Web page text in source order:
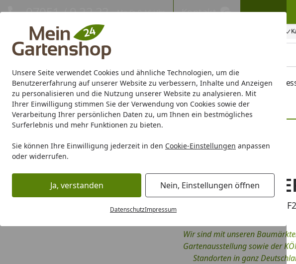
Unsere Seite verwendet Cookies und ähnliche Technologien, um die
Benutzererfahrung auf unserer Website zu verbessern, Inhalte und Anzeigen
zu personalisieren und die Nutzung unserer Website zu analysieren. Mit
Ihrer Einwilligung stimmen Sie der Verwendung von Cookies sowie der
Verarbeitung Ihrer persönlichen Daten zu, um Ihnen ein bestmögliches
Surferlebnis und mehr Funktionen zu bieten.
Sie können Ihre Einwilligung jederzeit in den Cookie-Einstellungen anpassen
oder widerrufen.
Ja, verstanden Nein, Einstellungen öffnen
DatenschutzImpressum
Eigene Montage-Teams
07051 / 9 22 22 Mo-Fr. 8-16 Uhr Kontakt
Gartenhaus Gerätehaus Gewächshaus Carport/Garage/Vordach
Marken Sale %
Startseite
Wir sind mit unseren
Gartenausstellung sowie der
Standorten in ganz